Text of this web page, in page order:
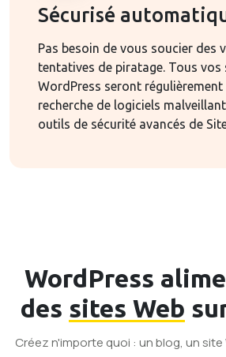
Sécurisé
Pas besoin de vous soucier des
tentatives de piratage. Tous vos
WordPress seront régulièrement
recherche de logiciels
outils de sécurité avancés de
WordPress
des sites Web
Créez n'importe quoi : un blog, un